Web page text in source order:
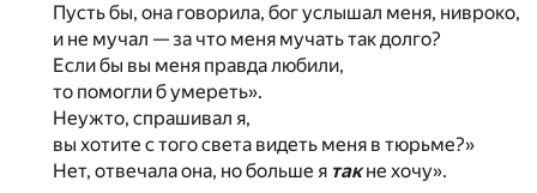
Пусть бы, она говорила, бог услышал меня, нивроко,
и не мучал — за что меня мучать так долго?
Если бы вы меня правда любили,
то помогли б умереть».
Неужто, спрашивал я,
вы хотите с того света видеть меня в тюрьме?»
Нет, отвечала она, но больше я такне хочу».